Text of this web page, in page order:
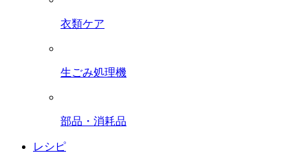
衣類ケア
生ごみ処理機
部品・消耗品
レシピ